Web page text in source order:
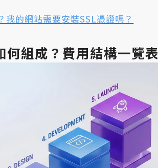
我的網站需要安裝SSL憑證嗎？
何組成？費用結構一覽表